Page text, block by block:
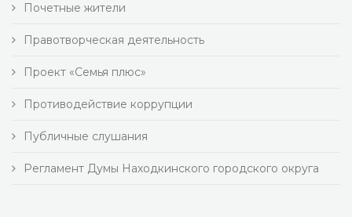
Почетные жители
Правотворческая деятельность
Проект «Семья плюс»
Противодействие коррупции
Публичные слушания
Регламент Думы Находкинского городского округа